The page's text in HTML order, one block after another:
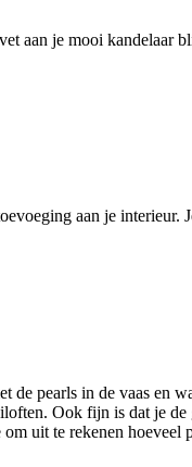
aan je mooi
aan je
pearls in de vaas en
Ook fijn is dat je
uit te rekenen